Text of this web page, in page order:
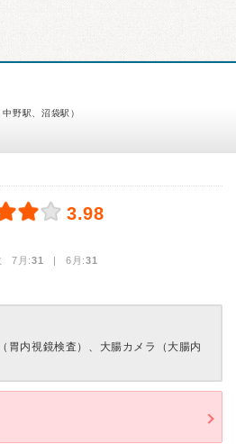
野駅、沼袋駅）
3.98
7月:31 | 6月:31
胃内視鏡検査）、大腸カメラ（大腸内